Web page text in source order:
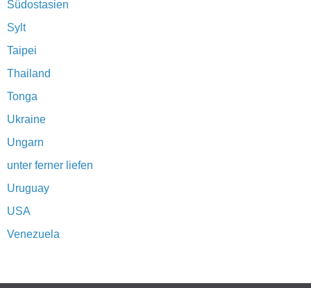
Südostasien
Sylt
Taipei
Thailand
Tonga
Ukraine
Ungarn
unter ferner liefen
Uruguay
USA
Venezuela